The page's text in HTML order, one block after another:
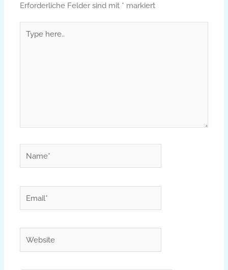
Erforderliche Felder sind mit * markiert
here..